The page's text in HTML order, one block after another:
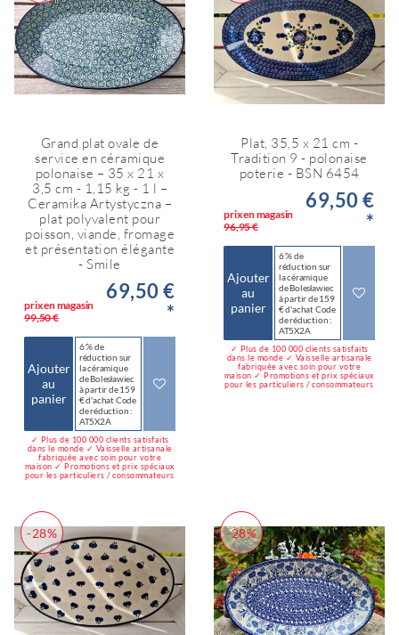
Grand plat ovale de
service en céramique
polonaise – 35 x 21 x
3,5 cm - 1,15 kg - 1 l –
Ceramika Artystyczna –
plat polyvalent pour
poisson, viande, fromage
et présentation élégante
- Smile
prix en magasin
99,50 €
69,50 €
*
Ajouter
au
panier
6 % de
réduction sur
la céramique
de Bolesławiec
à partir de 159
€ d'achat Code
de réduction :
AT5X2A
✓ Plus de 100 000 clients satisfaits
dans le monde ✓ Vaisselle artisanale
fabriquée avec soin pour votre
maison ✓ Promotions et prix spéciaux
pour les particuliers / consommateurs
Plat, 35,5 x 21 cm -
Tradition 9 - polonaise
poterie - BSN 6454
prix en magasin
96,95 €
69,50 €
*
Ajouter
au
panier
6 % de
réduction sur
la céramique
de Bolesławiec
à partir de 159
€ d'achat Code
de réduction :
AT5X2A
✓ Plus de 100 000 clients satisfaits
dans le monde ✓ Vaisselle artisanale
fabriquée avec soin pour votre
maison ✓ Promotions et prix spéciaux
pour les particuliers / consommateurs
-28% -28%